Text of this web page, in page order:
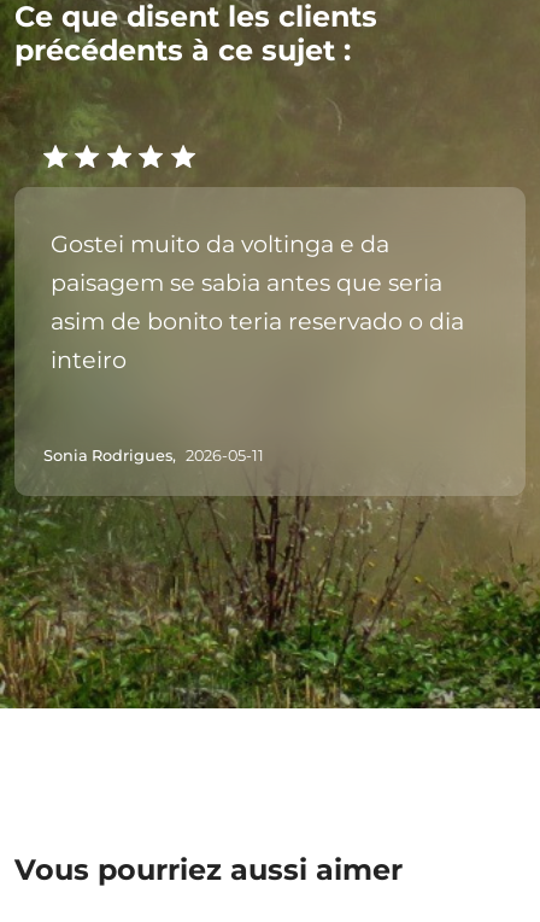
Ce que disent les clients
précédents à ce sujet :
Gostei muito da voltinga e da
paisagem se sabia antes que seria
asim de bonito teria reservado o dia
inteiro
Sonia Rodrigues, 2026-05-11
Vous pourriez aussi aimer